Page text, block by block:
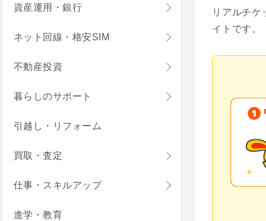
リアルチ
イトです。
資産運用・銀行
ネット回線・格安SIM
不動産投資
暮らしのサポート
引越し・リフォーム
買取・査定
仕事・スキルアップ
進学・教育